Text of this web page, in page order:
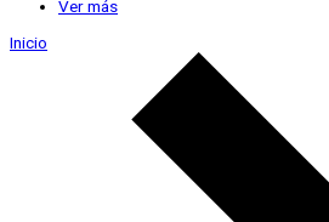
Ver más
Inicio